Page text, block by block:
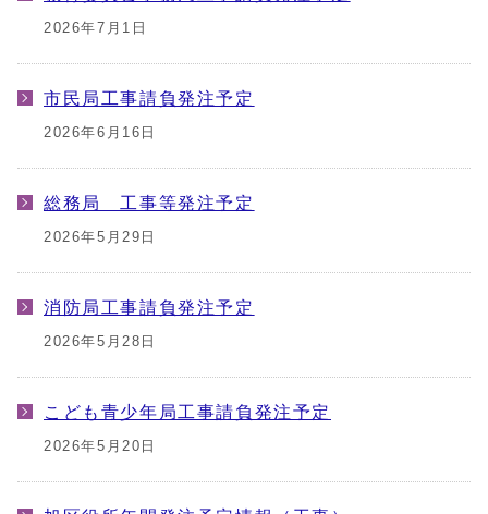
2026年7月1日
市民局工事請負発注予定
2026年6月16日
総務局 工事等発注予定
2026年5月29日
消防局工事請負発注予定
2026年5月28日
こども青少年局工事請負発注予定
2026年5月20日